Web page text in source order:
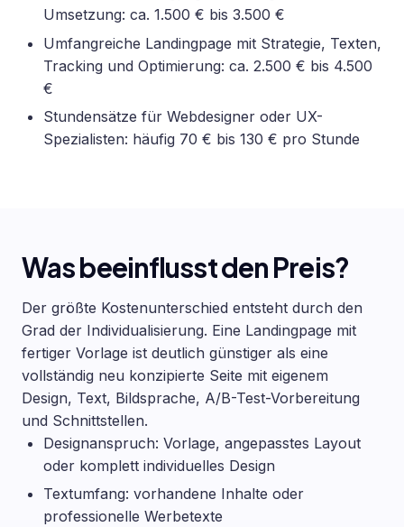
Umsetzung: ca. 1.500 € bis 3.500 €
Umfangreiche Landingpage mit Strategie, Texten,
Tracking und Optimierung: ca. 2.500 € bis 4.500
€
Stundensätze für Webdesigner oder UX-
Spezialisten: häufig 70 € bis 130 € pro Stunde
Was beeinflusst den Preis?
Der größte Kostenunterschied entsteht durch den
Grad der Individualisierung. Eine Landingpage mit
fertiger Vorlage ist deutlich günstiger als eine
vollständig neu konzipierte Seite mit eigenem
Design, Text, Bildsprache, A/B-Test-Vorbereitung
und Schnittstellen.
Designanspruch: Vorlage, angepasstes Layout
oder komplett individuelles Design
Textumfang: vorhandene Inhalte oder
professionelle Werbetexte